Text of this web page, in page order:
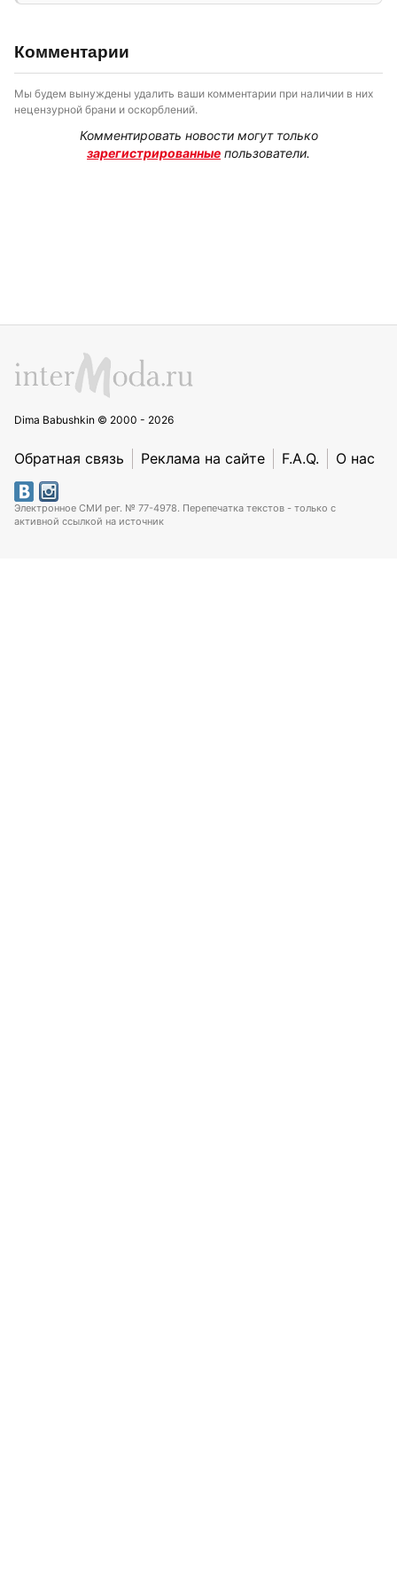
Комментарии
Мы будем вынуждены удалить ваши комментарии при наличии в них
нецензурной брани и оскорблений.
Комментировать новости могут только
зарегистрированные пользователи.
Dima Babushkin © 2000 - 2026
Обратная связь Реклама на сайте F.A.Q. О нас
Электронное СМИ рег. № 77-4978. Перепечатка текстов - только с
активной ссылкой на источник